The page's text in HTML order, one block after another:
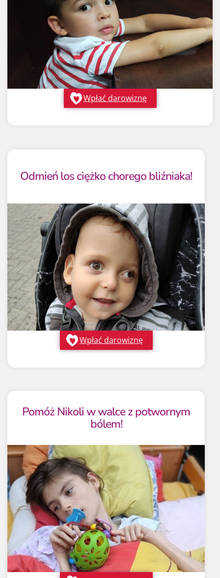
Wpłać darowiznę
Odmień los ciężko chorego bliźniaka!
Wpłać darowiznę
Pomóż Nikoli w walce z potwornym
bólem!